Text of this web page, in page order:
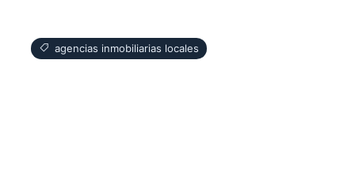
agencias inmobiliarias locales